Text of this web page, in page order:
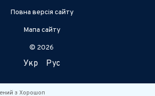
Повна версія сайту
Мапа сайту
© 2026
Укр Рус
з Хорошоп